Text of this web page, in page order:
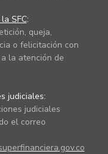
SFC:
queja,
o felicitación con
la atención de
judiciales:
judiciales
el correo